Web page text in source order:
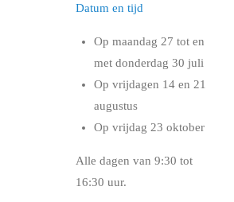
Datum en tijd
Op maandag 27 tot en
met donderdag 30 juli
Op vrijdagen 14 en 21
augustus
Op vrijdag 23 oktober
Alle dagen van 9:30 tot
16:30 uur.